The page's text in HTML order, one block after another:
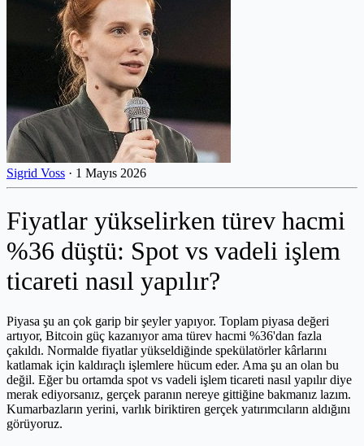
Sigrid Voss · 1 Mayıs 2026
Fiyatlar yükselirken türev hacmi
%36 düştü: Spot vs vadeli işlem
ticareti nasıl yapılır?
Piyasa şu an çok garip bir şeyler yapıyor. Toplam piyasa değeri
artıyor, Bitcoin güç kazanıyor ama türev hacmi %36'dan fazla
çakıldı. Normalde fiyatlar yükseldiğinde spekülatörler kârlarını
katlamak için kaldıraçlı işlemlere hücum eder. Ama şu an olan bu
değil. Eğer bu ortamda spot vs vadeli işlem ticareti nasıl yapılır diye
merak ediyorsanız, gerçek paranın nereye gittiğine bakmanız lazım.
Kumarbazların yerini, varlık biriktiren gerçek yatırımcıların aldığını
görüyoruz.